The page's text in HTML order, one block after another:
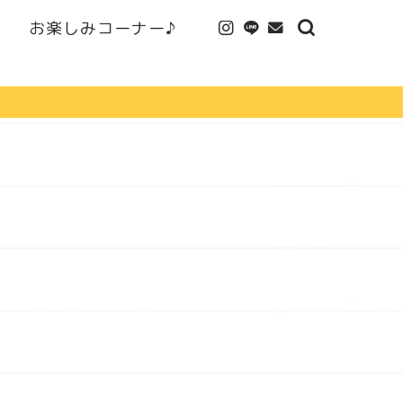
お楽しみコーナー♪